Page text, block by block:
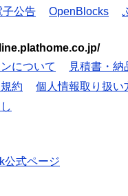
子公告 OpenBlocks
について 見積書・納
約 個人情報取り扱い
公式ページ